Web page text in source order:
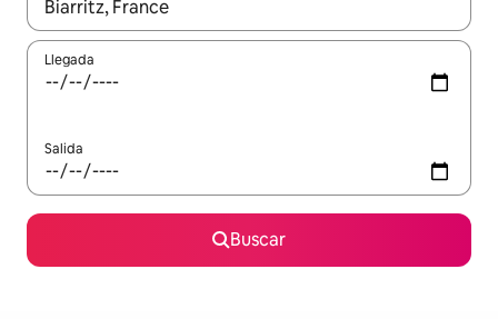
Cuando los resultados estén disponibles, navega con las
Llegada
Salida
Buscar